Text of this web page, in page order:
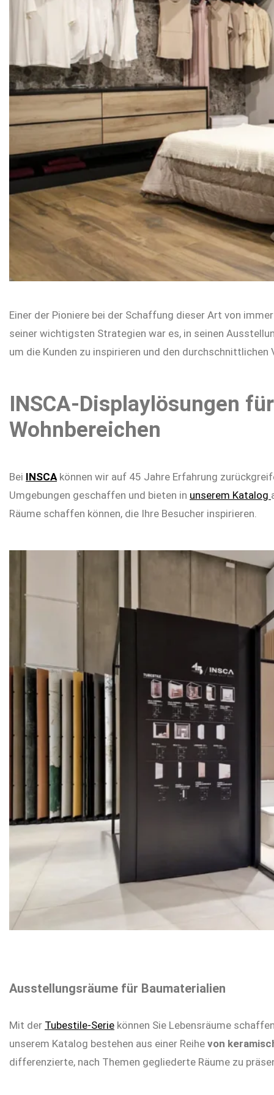
Einer der Pioniere bei der Schaffung dieser Art von
seiner wichtigsten Strategien war es, in seinen
um die Kunden zu inspirieren und den durchschnittlichen
INSCA-Displaylösungen
Wohnbereichen
Bei INSCA können wir auf 45 Jahre Erfahrung
Umgebungen geschaffen und bieten in unserem Katalog
Räume schaffen können, die Ihre Besucher inspirieren.
Ausstellungsräume für Baumaterialien
Mit der Tubestile-Serie können Sie Lebensräume
unserem Katalog bestehen aus einer Reihe von
differenzierte, nach Themen gegliederte Räume zu